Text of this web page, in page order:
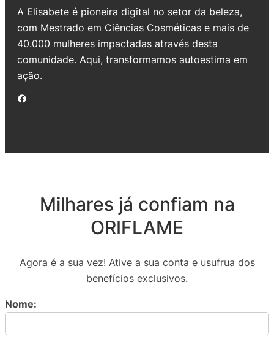
A Elisabete é pioneira digital no setor da beleza,
com Mestrado em Ciências Cosméticas e mais de
40.000 mulheres impactadas através desta
comunidade. Aqui, transformamos autoestima em
ação.
Facebook
Milhares já confiam na
ORIFLAME
Agora é a sua vez! Ative a sua conta e usufrua dos
benefícios exclusivos.
Nome: